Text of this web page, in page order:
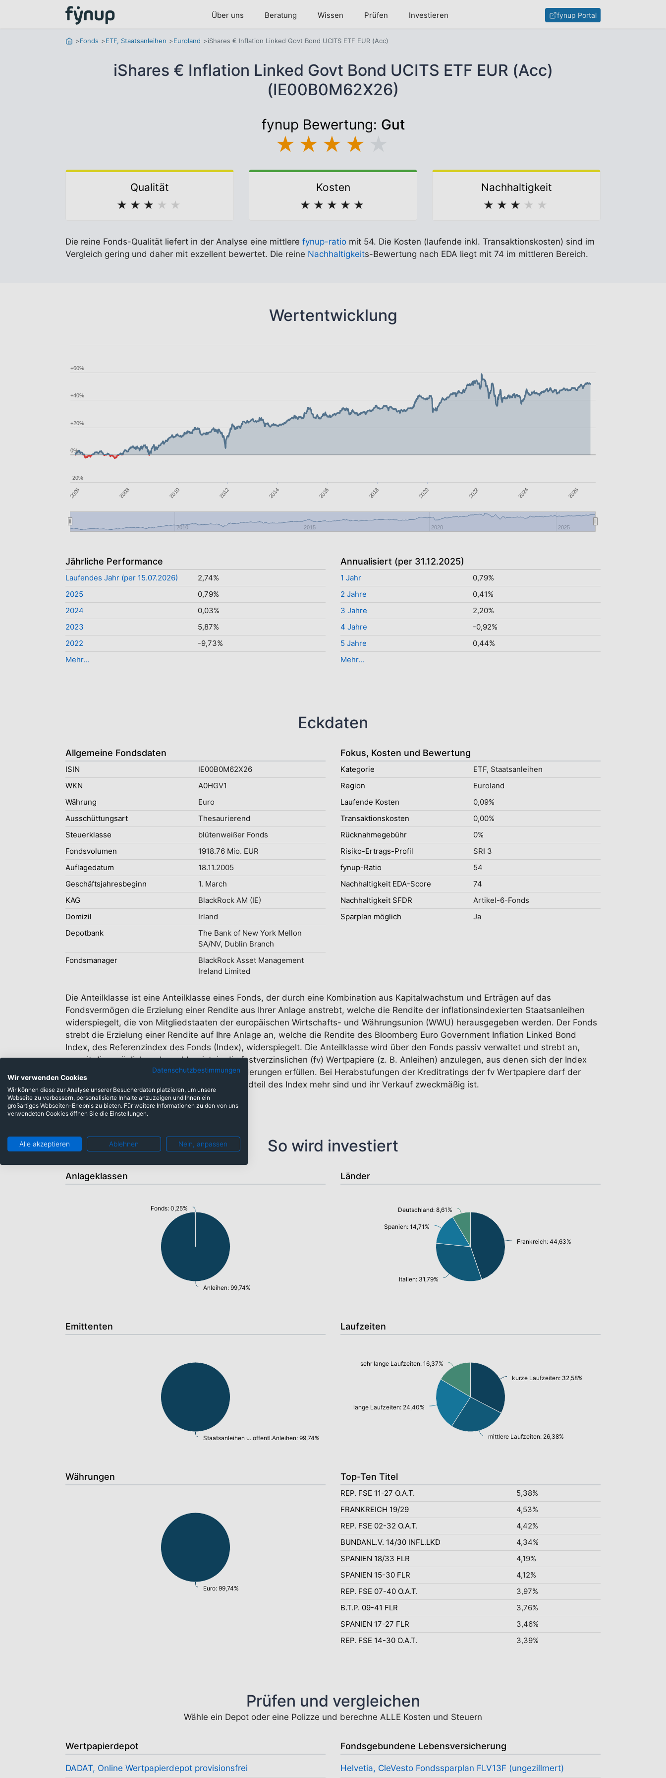
Über uns Beratung Wissen Prüfen Investieren fynup Portal
Fonds ETF, Staatsanleihen Euroland iShares € Inflation Linked Govt Bond UCITS ETF EUR (Acc)
iShares € Inflation Linked Govt Bond UCITS ETF EUR (Acc)
(IE00B0M62X26)
fynup Bewertung: Gut
★ ★ ★ ★
Qualität
★ ★ ★ ★ ★
Kosten
★ ★ ★ ★ ★
Nachhaltigkeit
★ ★ ★ ★ ★
Die reine Fonds-Qualität liefert in der Analyse eine mittlere fynup-ratio mit 54. Die Kosten (laufende inkl. Transaktionskosten) sind im
Vergleich gering und daher mit exzellent bewertet. Die reine Nachhaltigkeits-Bewertung nach EDA liegt mit 74 im mittleren Bereich.
Wertentwicklung
2006 2008 2010 2012 2014 2016 2018 2020 2022 2024 2026
2010 2015 2020 2025
-20%
0%
+20%
+40%
+60%
Jährliche Performance
Laufendes Jahr (per 15.07.2026)
2,74%
2025
0,79%
2024
0,03%
2023
5,87%
2022
-9,73%
Mehr...
Annualisiert (per 31.12.2025)
1 Jahr
0,79%
2 Jahre
0,41%
3 Jahre
2,20%
4 Jahre
-0,92%
5 Jahre
0,44%
Mehr...
Eckdaten
Allgemeine Fondsdaten
ISIN
IE00B0M62X26
WKN
A0HGV1
Währung
Euro
Ausschüttungsart
Thesaurierend
Steuerklasse
blütenweißer Fonds
Fondsvolumen
1918.76 Mio. EUR
Auflagedatum
18.11.2005
Geschäftsjahresbeginn
1. March
KAG
BlackRock AM (IE)
Domizil
Irland
Depotbank
The Bank of New York Mellon
SA/NV, Dublin Branch
Fondsmanager
BlackRock Asset Management
Ireland Limited
Fokus, Kosten und Bewertung
Kategorie
ETF, Staatsanleihen
Region
Euroland
Laufende Kosten
0,09%
Transaktionskosten
0,00%
Rücknahmegebühr
0%
Risiko-Ertrags-Profil
SRI 3
fynup-Ratio
54
Nachhaltigkeit EDA-Score
74
Nachhaltigkeit SFDR
Artikel-6-Fonds
Sparplan möglich
Ja
Die Anteilklasse ist eine Anteilklasse eines Fonds, der durch eine Kombination aus Kapitalwachstum und Erträgen auf das
Fondsvermögen die Erzielung einer Rendite aus Ihrer Anlage anstrebt, welche die Rendite der inflationsindexierten Staatsanleihen
widerspiegelt, die von Mitgliedstaaten der europäischen Wirtschafts- und Währungsunion (WWU) herausgegeben werden. Der Fonds
strebt die Erzielung einer Rendite auf Ihre Anlage an, welche die Rendite des Bloomberg Euro Government Inflation Linked Bond
Index, des Referenzindex des Fonds (Index), widerspiegelt. Die Anteilklasse wird über den Fonds passiv verwaltet und strebt an,
soweit dies möglich und machbar ist, in die festverzinslichen (fv) Wertpapiere (z. B. Anleihen) anzulegen, aus denen sich der Index
zusammensetzt, und die seine Bonitätsanforderungen erfüllen. Bei Herabstufungen der Kreditratings der fv Wertpapiere darf der
Fonds diese weiter halten, bis sie kein Bestandteil des Index mehr sind und ihr Verkauf zweckmäßig ist.
So wird investiert
Anlageklassen
Anleihen: 99,74%
Fonds: 0,25%
Länder
Frankreich: 44,63%
Italien: 31,79%
Spanien: 14,71%
Deutschland: 8,61%
Emittenten
Staatsanleihen u. öffentl.Anleihen: 99,74%
Laufzeiten
kurze Laufzeiten: 32,58%
mittlere Laufzeiten: 26,38%
lange Laufzeiten: 24,40%
sehr lange Laufzeiten: 16,37%
Währungen
Euro: 99,74%
Top-Ten Titel
REP. FSE 11-27 O.A.T.
5,38%
FRANKREICH 19/29
4,53%
REP. FSE 02-32 O.A.T.
4,42%
BUNDANL.V. 14/30 INFL.LKD
4,34%
SPANIEN 18/33 FLR
4,19%
SPANIEN 15-30 FLR
4,12%
REP. FSE 07-40 O.A.T.
3,97%
B.T.P. 09-41 FLR
3,76%
SPANIEN 17-27 FLR
3,46%
REP. FSE 14-30 O.A.T.
3,39%
Prüfen und vergleichen
Wähle ein Depot oder eine Polizze und berechne ALLE Kosten und Steuern
Wertpapierdepot
DADAT, Online Wertpapierdepot provisionsfrei
Fondsgebundene Lebensversicherung
Helvetia, CleVesto Fondssparplan FLV13F (ungezillmert)
Datenschutzbestimmungen
Wir verwenden Cookies
Wir können diese zur Analyse unserer Besucherdaten platzieren, um unsere
Webseite zu verbessern, personalisierte Inhalte anzuzeigen und Ihnen ein
großartiges Webseiten-Erlebnis zu bieten. Für weitere Informationen zu den von uns
verwendeten Cookies öffnen Sie die Einstellungen.
Alle akzeptieren Ablehnen Nein, anpassen